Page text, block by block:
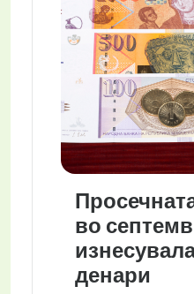
во
денари